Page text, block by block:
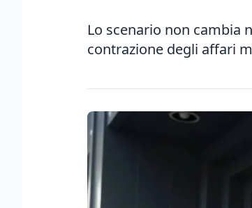
Lo scenario non cambia
contrazione degli affari